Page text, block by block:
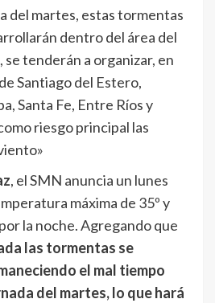
del martes, estas tormentas
dentro del área del
tenderán a organizar, en
Santiago del Estero,
Santa Fe, Entre Ríos y
riesgo principal las
, el SMN anuncia un lunes
máxima de 35º y
la noche. Agregando que
las tormentas se
el mal tiempo
del martes, lo que hará